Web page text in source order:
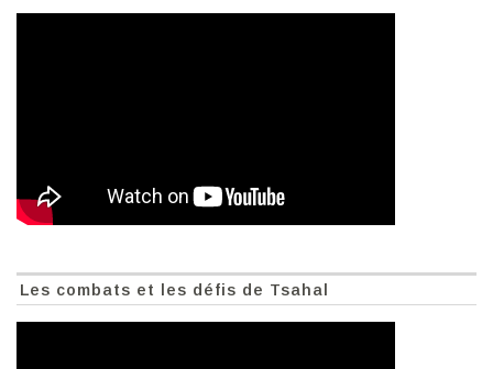
Les combats et les défis de Tsahal